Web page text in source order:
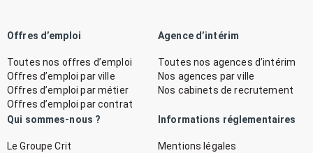
Offres d’emploi
Toutes nos offres d’emploi
Offres d’emploi par ville
Offres d’emploi par métier
Offres d’emploi par contrat
Agence d’intérim
Toutes nos agences d’intérim
Nos agences par ville
Nos cabinets de recrutement
Qui sommes-nous ?
Le Groupe Crit
Informations réglementaires
Mentions légales